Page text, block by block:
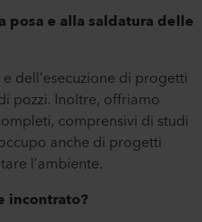
e alla saldatura delle
dell'esecuzione di progetti
pozzi. Inoltre, offriamo
comprensivi di studi
anche di progetti
l’ambiente.
incontrato?